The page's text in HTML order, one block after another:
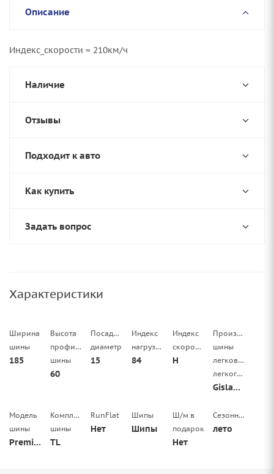
Описание
Индекс_скорости = 210км/ч
Наличие
Отзывы
Подходит к авто
Как купить
Задать вопрос
Характеристики
Ширина
шины
185
Высота
профиля
шины
60
Посадочный
диаметр
15
Индекс
нагрузки
84
Индекс
скорости
H
Производитель
шины
легковой/
легкогрузовой
Gislaved
Модель
шины
PremiumControl
Комплектация
шины
TL
RunFlat
Нет
Шипы
Шипы
Ш/м в
подарок
Нет
Сезонность
лето